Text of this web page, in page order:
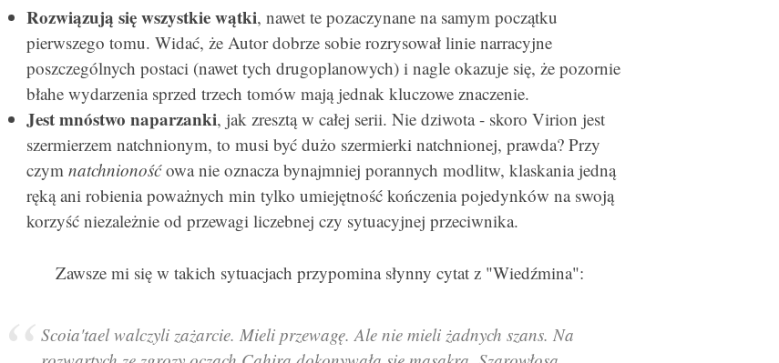
Rozwiązują się wszystkie wątki, nawet te pozaczynane na samym początku
pierwszego tomu. Widać, że Autor dobrze sobie rozrysował linie narracyjne
poszczególnych postaci (nawet tych drugoplanowych) i nagle okazuje się, że pozornie
błahe wydarzenia sprzed trzech tomów mają jednak kluczowe znaczenie.
Jest mnóstwo naparzanki, jak zresztą w całej serii. Nie dziwota - skoro Virion jest
szermierzem natchnionym, to musi być dużo szermierki natchnionej, prawda? Przy
czym natchnionośćowa nie oznacza bynajmniej porannych modlitw, klaskania jedną
ręką ani robienia poważnych min tylko umiejętność kończenia pojedynków na swoją
korzyść niezależnie od przewagi liczebnej czy sytuacyjnej przeciwnika.
Zawsze mi się w takich sytuacjach przypomina słynny cytat z "Wiedźmina":
Scoia'tael walczyli zażarcie. Mieli przewagę. Ale nie mieli żadnych szans. Na